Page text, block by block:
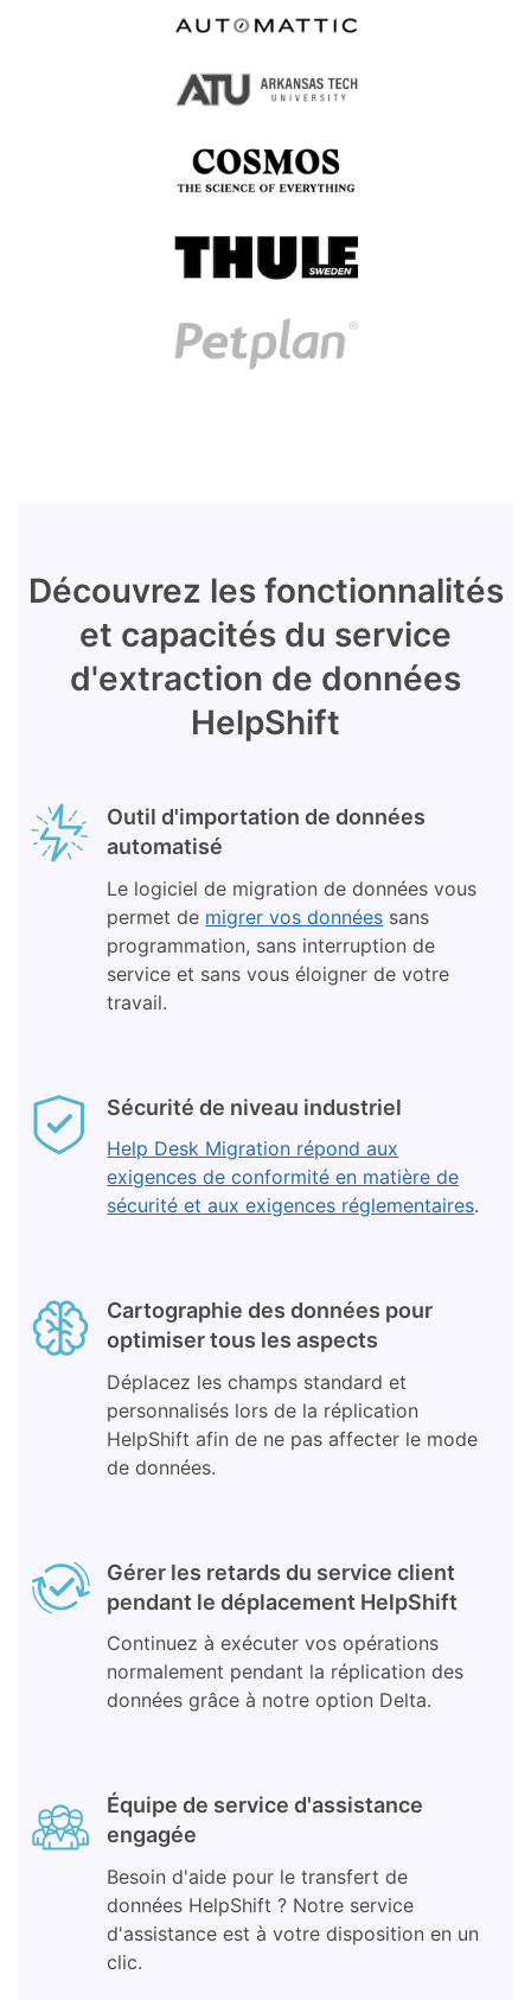
Découvrez les fonctionnalités
et capacités du service
d'extraction de données
HelpShift
Outil d'importation de données
automatisé
Le logiciel de migration de données vous
permet de migrer vos données sans
programmation, sans interruption de
service et sans vous éloigner de votre
travail.
Sécurité de niveau industriel
Help Desk Migration répond aux
exigences de conformité en matière de
sécurité et aux exigences réglementaires.
Cartographie des données pour
optimiser tous les aspects
Déplacez les champs standard et
personnalisés lors de la réplication
HelpShift afin de ne pas affecter le mode
de données.
Gérer les retards du service client
pendant le déplacement HelpShift
Continuez à exécuter vos opérations
normalement pendant la réplication des
données grâce à notre option Delta.
Équipe de service d'assistance
engagée
Besoin d'aide pour le transfert de
données HelpShift ? Notre service
d'assistance est à votre disposition en un
clic.